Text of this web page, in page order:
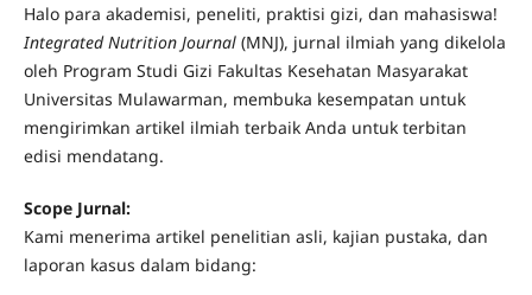
Halo para akademisi, peneliti, praktisi gizi, dan mahasiswa!
Integrated Nutrition Journal(MNJ), jurnal ilmiah yang dikelola
oleh Program Studi Gizi Fakultas Kesehatan Masyarakat
Universitas Mulawarman, membuka kesempatan untuk
mengirimkan artikel ilmiah terbaik Anda untuk terbitan
edisi mendatang.
Scope Jurnal:
Kami menerima artikel penelitian asli, kajian pustaka, dan
laporan kasus dalam bidang: